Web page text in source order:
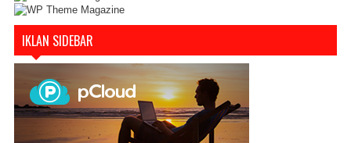
IKLAN SIDEBAR